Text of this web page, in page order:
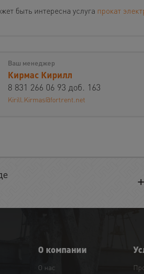
быть интересна услуга прокат
Ваш менеджер
Кирмас Кирилл
8 831 266 06 93 доб. 163
Kirill.Kirmas@fortrent.net
О компании
О нас